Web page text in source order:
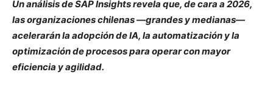
Un análisis de SAP Insights revela que, de cara a 2026,
las organizaciones chilenas —grandes y medianas—
acelerarán la adopción de IA, la automatización y la
optimización de procesos para operar con mayor
eficiencia y agilidad.